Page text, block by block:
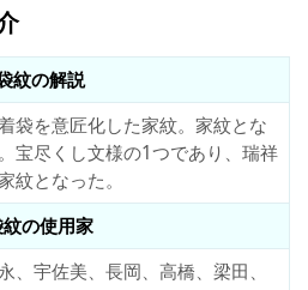
紋の解説
袋を意匠化した家紋。家紋とな
宝尽くし文様の1つであり、瑞祥
紋となった。
の使用家
、宇佐美、長岡、高橋、梁田、